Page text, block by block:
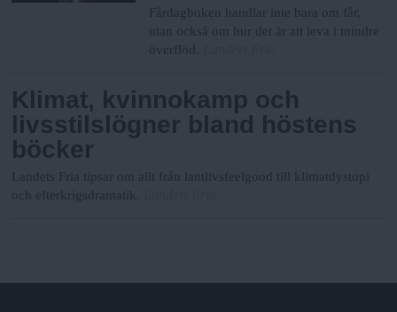
Fårdagboken handlar inte bara om får,
utan också om hur det är att leva i mindre
överflöd.
Klimat, kvinnokamp och
livsstilslögner bland höstens
böcker
Landets Fria tipsar om allt från lantlivsfeelgood till klimatdystopi
och efterkrigsdramatik.